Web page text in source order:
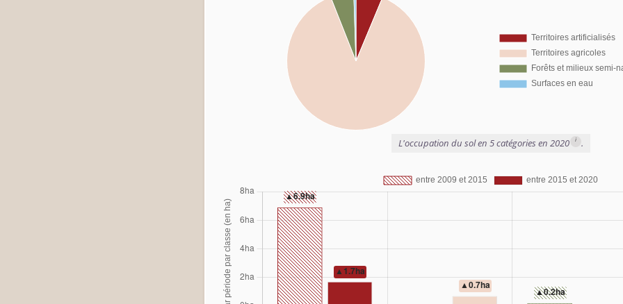
L'occupation du sol en 5 catégories en 2020 i .